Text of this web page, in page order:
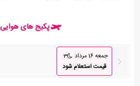
پکیج های هوایی
جمعه 16 مرداد
3
قیمت استعلام شود